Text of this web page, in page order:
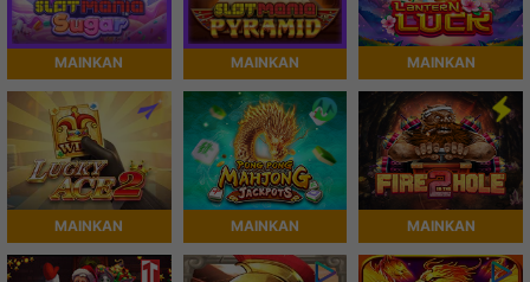
MAINKAN MAINKAN MAINKAN
MAINKAN MAINKAN MAINKAN